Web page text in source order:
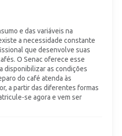
e das variáveis na
a necessidade constante
que desenvolve suas
O Senac oferece esse
disponibilizar as condições
do café atenda às
a partir das diferentes formas
se agora e vem ser